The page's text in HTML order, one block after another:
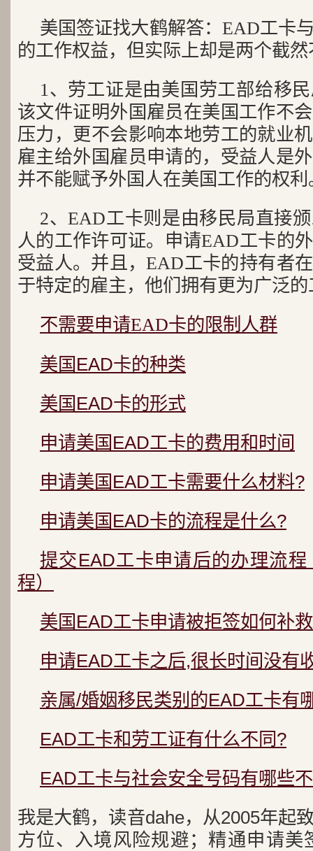
美国签证找大鹤解答：EAD工卡
的工作权益，但实际上却是两个截
1、劳工证是由美国劳工部给移
该文件证明外国雇员在美国工作不
压力，更不会影响本地劳工的就业
雇主给外国雇员申请的，受益人是
并不能赋予外国人在美国工作的权利
2、EAD工卡则是由移民局直接
人的工作许可证。申请EAD工卡的
受益人。并且，EAD工卡的持有者
于特定的雇主，他们拥有更为广泛
不需要申请EAD卡的限制人群
美国EAD卡的种类
美国EAD卡的形式
申请美国EAD工卡的费用和时间
申请美国EAD工卡需要什么材料?
申请美国EAD卡的流程是什么?
提交EAD工卡申请后的办理流
程）
美国EAD工卡申请被拒签如何补
申请EAD工卡之后,很长时间没有
亲属/婚姻移民类别的EAD工卡有
EAD工卡和劳工证有什么不同?
EAD工卡与社会安全号码有哪些
我是大鹤，读音dahe，从2005年起
方位、入境风险规避；精通申请美